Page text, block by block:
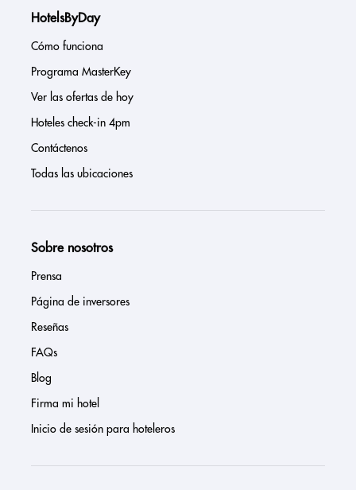
HotelsByDay
Cómo funciona
Programa MasterKey
Ver las ofertas de hoy
Hoteles check-in 4pm
Contáctenos
Todas las ubicaciones
Sobre nosotros
Prensa
Página de inversores
Reseñas
FAQs
Blog
Firma mi hotel
Inicio de sesión para hoteleros